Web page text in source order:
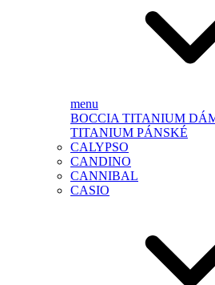
menu
BOCCIA TITANIUM
TITANIUM PÁNSKÉ
CALYPSO
CANDINO
CANNIBAL
CASIO